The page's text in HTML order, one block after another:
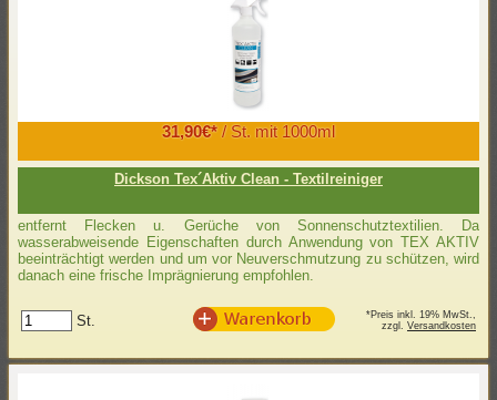
31,90€*/ St. mit 1000ml
Dickson Tex´Aktiv Clean - Textilreiniger
entfernt Flecken u. Gerüche von Sonnenschutztextilien. Da
wasserabweisende Eigenschaften durch Anwendung von TEX AKTIV
beeinträchtigt werden und um vor Neuverschmutzung zu schützen, wird
danach eine frische Imprägnierung empfohlen.
St.
*Preis inkl. 19% MwSt.,
zzgl. Versandkosten